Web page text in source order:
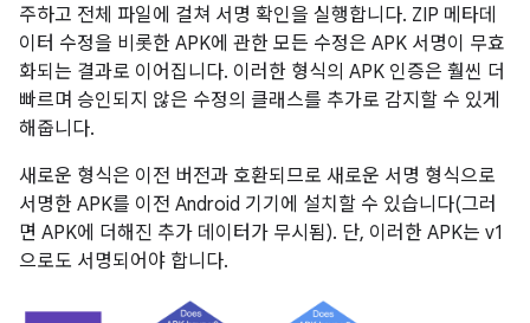
주하고 전체 파일에 걸쳐 서명 확인을 실행합니다. ZIP 메타데
이터 수정을 비롯한 APK에 관한 모든 수정은 APK 서명이 무효
화되는 결과로 이어집니다. 이러한 형식의 APK 인증은 훨씬 더
빠르며 승인되지 않은 수정의 클래스를 추가로 감지할 수 있게
해줍니다.
새로운 형식은 이전 버전과 호환되므로 새로운 서명 형식으로
서명한 APK를 이전 Android 기기에 설치할 수 있습니다(그러
면 APK에 더해진 추가 데이터가 무시됨). 단, 이러한 APK는 v1
으로도 서명되어야 합니다.